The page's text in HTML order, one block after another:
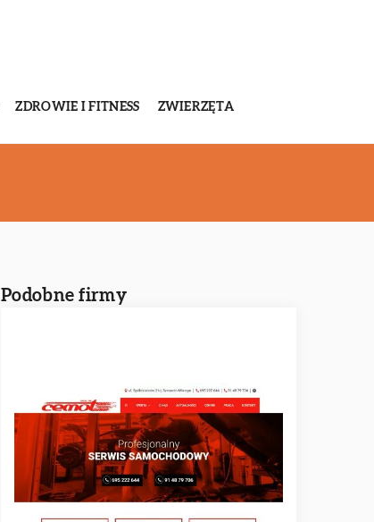
ZDROWIE I FITNESS ZWIERZĘTA
Podobne firmy